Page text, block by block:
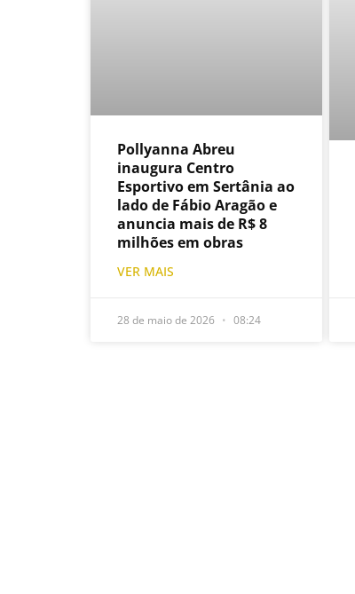
Pollyanna Abreu
inaugura Centro
Esportivo em Sertânia ao
lado de Fábio Aragão e
anuncia mais de R$ 8
milhões em obras
VER MAIS
28 de maio de 2026 08:24